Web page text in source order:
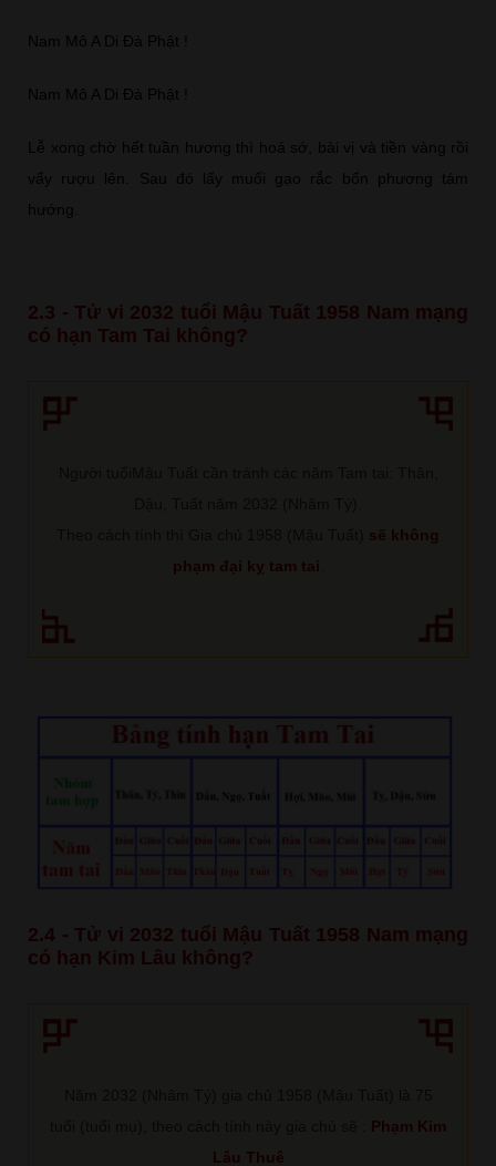
Nam Mô A Di Đà Phật !
Nam Mô A Di Đà Phật !
Lễ xong chờ hết tuần hương thì hoá sớ, bài vị và tiền vàng rồi
vẩy rượu lên. Sau đó lấy muối gạo rắc bốn phương tám
hướng.
2.3 - Tử vi 2032 tuổi Mậu Tuất 1958 Nam mạng
có hạn Tam Tai không?
sẽ không
phạm đại kỵ tam tai
2.4 - Tử vi 2032 tuổi Mậu Tuất 1958 Nam mạng
có hạn Kim Lâu không?
Phạm Kim
Lâu Thuê